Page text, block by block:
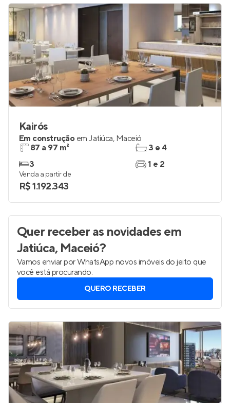
Kairós
Em construção em Jatiúca, Maceió
87 a 97 m²
3
3 e 4
1 e 2
Venda a partir de
R$ 1.192.343
Quer receber as novidadesem
Jatiúca, Maceió?
Vamos enviar por WhatsApp novos imóveis do jeito que
você está procurando.
QUERO RECEBER